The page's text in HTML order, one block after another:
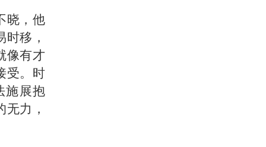
晓，他
移，
像有才
受。时
施展抱
力，